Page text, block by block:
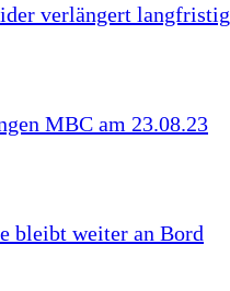
verlängert langfristig
MBC am 23.08.23
bleibt weiter an Bord